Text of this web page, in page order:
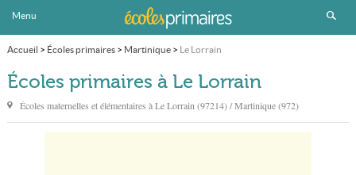
Menu
Accueil > Écoles primaires> Martinique> Le Lorrain
Écoles primaires à Le Lorrain
Écoles maternelles et élémentaires àLe Lorrain (97214) / Martinique (972)